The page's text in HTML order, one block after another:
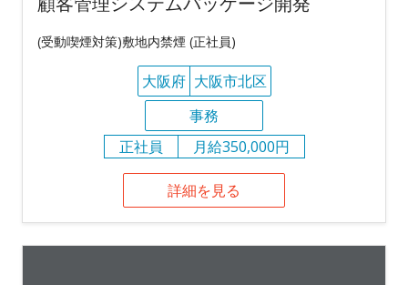
(受動喫煙対策)敷地内禁煙 (正社員)
大阪府 大阪市北区
事務
正社員
月給350,000円
詳細を見る